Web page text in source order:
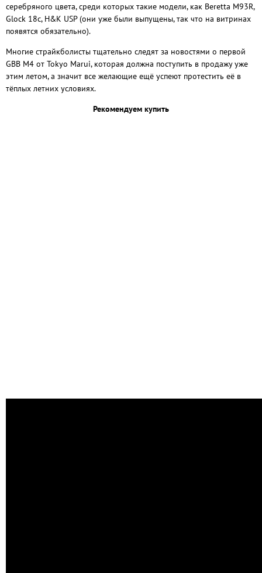
серебряного цвета, среди которых такие модели, как Beretta M93R,
Glock 18c, H&K USP (они уже были выпущены, так что на витринах
появятся обязательно).
Многие страйкболисты тщательно следят за новостями о первой
GBB M4 от Tokyo Marui, которая должна поступить в продажу уже
этим летом, а значит все желающие ещё успеют протестить её в
тёплых летних условиях.
Рекомендуем купить